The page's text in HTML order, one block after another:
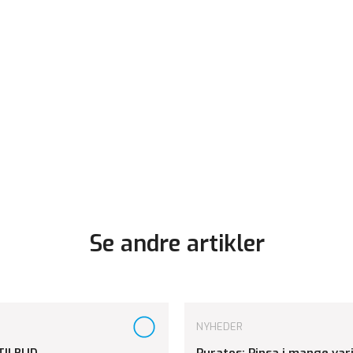
Se andre artikler
NYHEDER